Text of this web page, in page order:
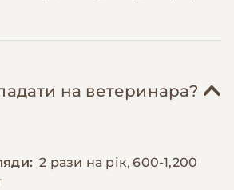
на ветеринара?
2 рази на рік,600-1,200